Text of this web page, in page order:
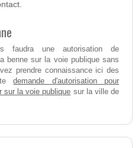
faudra une autorisation de
benne sur la voie publique sans
prendre connaissance ici des
demande d'autorisation pour
sur la voie publique sur la ville de